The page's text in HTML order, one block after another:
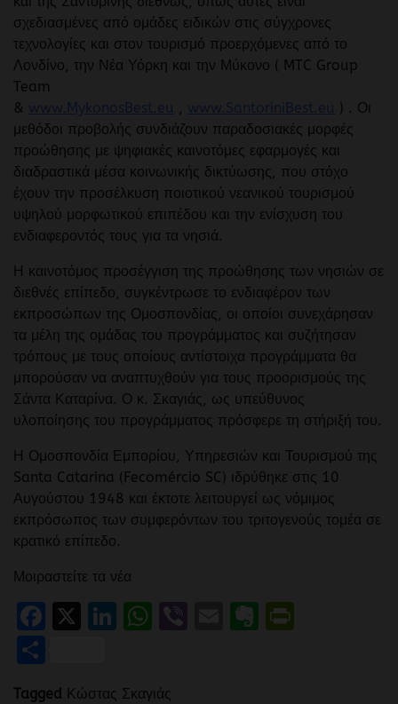
σχεδιασμένες από ομάδες ειδικών στις σύγχρονες
τεχνολογίες και στον τουρισμό προερχόμενες από το
Λονδίνο, την Νέα Υόρκη και την Μύκονο ( MTC Group
Team
&
,
) . Οι
μεθόδοι προβολής συνδιάζουν παραδοσιακές μορφές
προώθησης με ψηφιακές καινοτόμες εφαρμογές και
διαδραστικά μέσα κοινωνικής δικτύωσης, που στόχο
έχουν την προσέλκυση ποιοτικού νεανικού τουρισμού
υψηλού μορφωτικού επιπέδου και την ενίσχυση του
ενδιαφεροντός τους για τα νησιά.
Η καινοτόμος προσέγγιση της προώθησης των νησιών σε
διεθνές επίπεδο, συγκέντρωσε το ενδιαφέρον των
εκπροσώπων της Ομοσπονδίας, οι οποίοι συνεχάρησαν
τα μέλη της ομάδας του προγράμματος και συζήτησαν
τρόπους με τους οποίους αντίστοιχα προγράμματα θα
μπορούσαν να αναπτυχθούν για τους προορισμούς της
Σάντα Καταρίνα. Ο κ. Σκαγιάς, ως υπεύθυνος
υλοποίησης του προγράμματος πρόσφερε τη στήριξή του.
Η Ομοσπονδία Εμπορίου, Υπηρεσιών και Τουρισμού της
Santa Catarina (Fecomércio SC) ιδρύθηκε στις 10
Αυγούστου 1948 και έκτοτε λειτουργεί ως νόμιμος
εκπρόσωπος των συμφερόντων του τριτογενούς τομέα σε
κρατικό επίπεδο.
Μοιραστείτε τα νέα
Facebook
X LinkedIn
WhatsApp
ViberEmailEvernote
Tagged Κώστας Σκαγιάς